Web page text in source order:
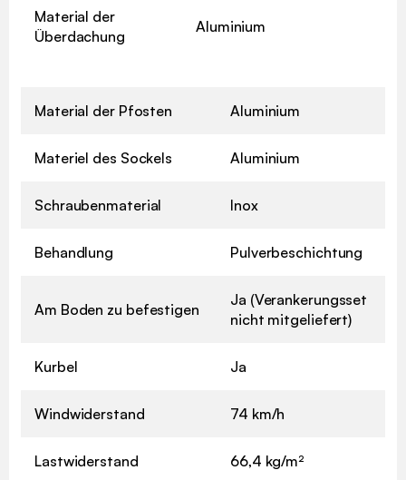
Material der
Überdachung
Aluminium
Material der Pfosten Aluminium
Materiel des Sockels Aluminium
Schraubenmaterial Inox
Behandlung Pulverbeschichtung
Am Boden zu befestigen
Ja (Verankerungsset
nicht mitgeliefert)
Kurbel Ja
Windwiderstand 74 km/h
Lastwiderstand 66,4 kg/m²